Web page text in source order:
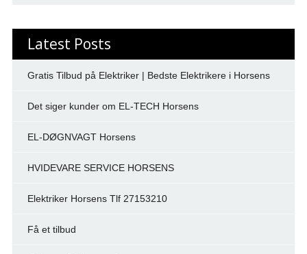
Latest Posts
Gratis Tilbud på Elektriker | Bedste Elektrikere i Horsens
Det siger kunder om EL-TECH Horsens
EL-DØGNVAGT Horsens
HVIDEVARE SERVICE HORSENS
Elektriker Horsens Tlf 27153210
Få et tilbud